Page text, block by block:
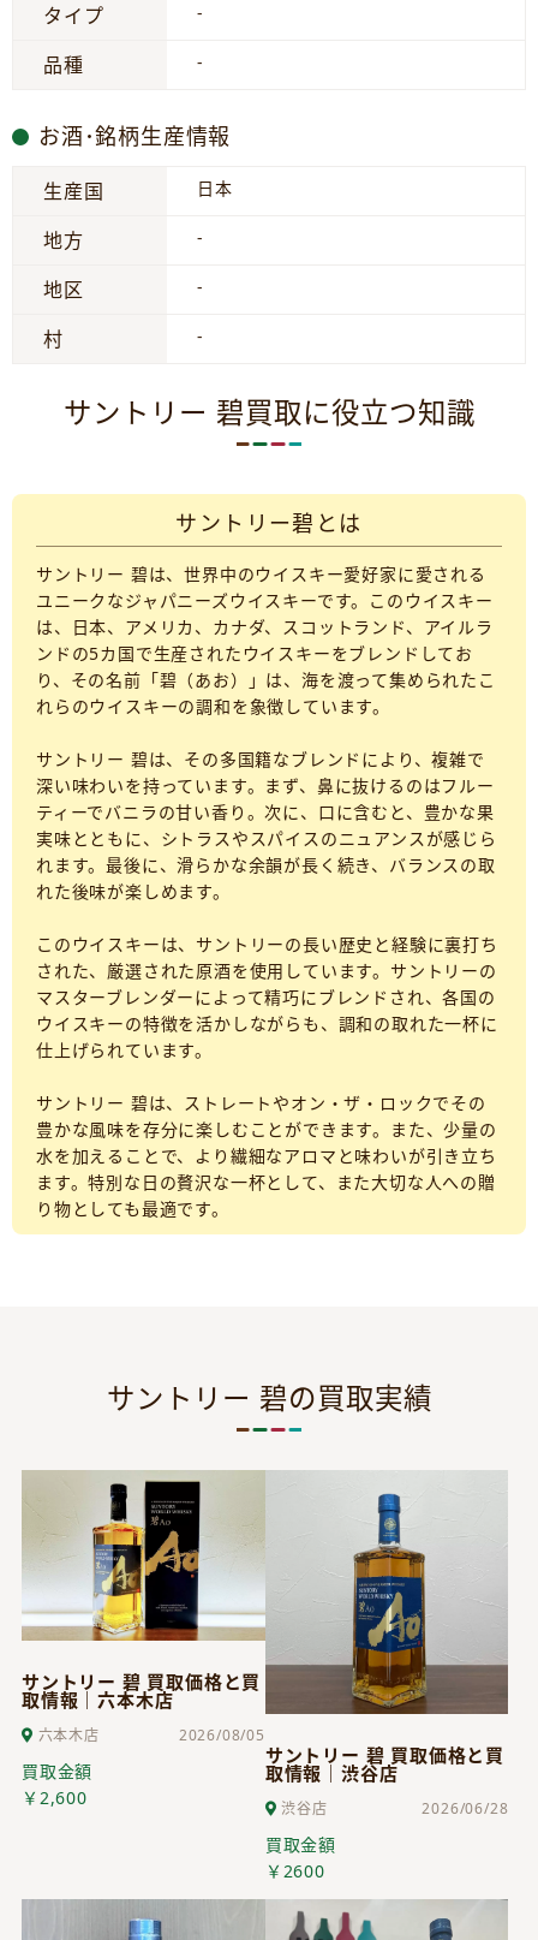
タイプ -
品種 -
お酒･銘柄生産情報
生産国 日本
地方 -
地区 -
村 -
サントリー 碧買取に役立つ知識
サントリー碧とは
サントリー 碧は、世界中のウイスキー愛好家に愛される
ユニークなジャパニーズウイスキーです。このウイスキー
は、日本、アメリカ、カナダ、スコットランド、アイルラ
ンドの5カ国で生産されたウイスキーをブレンドしてお
り、その名前「碧（あお）」は、海を渡って集められたこ
れらのウイスキーの調和を象徴しています。
サントリー 碧は、その多国籍なブレンドにより、複雑で
深い味わいを持っています。まず、鼻に抜けるのはフルー
ティーでバニラの甘い香り。次に、口に含むと、豊かな果
実味とともに、シトラスやスパイスのニュアンスが感じら
れます。最後に、滑らかな余韻が長く続き、バランスの取
れた後味が楽しめます。
このウイスキーは、サントリーの長い歴史と経験に裏打ち
された、厳選された原酒を使用しています。サントリーの
マスターブレンダーによって精巧にブレンドされ、各国の
ウイスキーの特徴を活かしながらも、調和の取れた一杯に
仕上げられています。
サントリー 碧は、ストレートやオン・ザ・ロックでその
豊かな風味を存分に楽しむことができます。また、少量の
水を加えることで、より繊細なアロマと味わいが引き立ち
ます。特別な日の贅沢な一杯として、また大切な人への贈
り物としても最適です。
サントリー 碧の買取実績
サントリー 碧 買取価格と買
取情報｜六本木店
六本木店 2026/08/05
買取金額
￥2,600
サントリー 碧 買取価格と買
取情報｜渋谷店
渋谷店 2026/06/28
買取金額
￥2600